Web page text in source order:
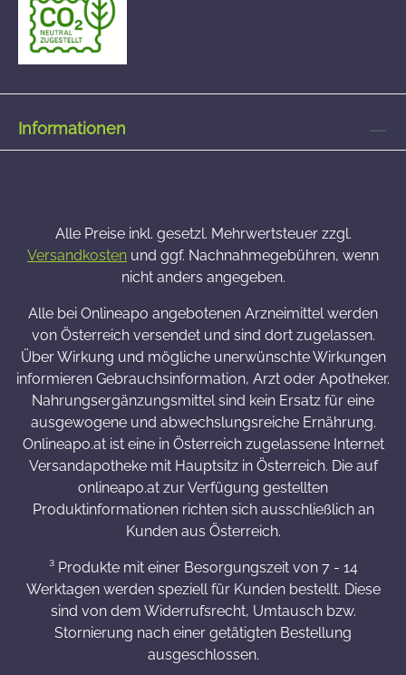
Informationen
Alle Preise inkl. gesetzl. Mehrwertsteuer zzgl.
Versandkosten und ggf. Nachnahmegebühren, wenn
nicht anders angegeben.
Alle bei Onlineapo angebotenen Arzneimittel werden
von Österreich versendet und sind dort zugelassen.
Über Wirkung und mögliche unerwünschte Wirkungen
informieren Gebrauchsinformation, Arzt oder Apotheker.
Nahrungsergänzungsmittel sind kein Ersatz für eine
ausgewogene und abwechslungsreiche Ernährung.
Onlineapo.at ist eine in Österreich zugelassene Internet
Versandapotheke mit Hauptsitz in Österreich. Die auf
onlineapo.at zur Verfügung gestellten
Produktinformationen richten sich ausschließlich an
Kunden aus Österreich.
³ Produkte mit einer Besorgungszeit von 7 - 14
Werktagen werden speziell für Kunden bestellt. Diese
sind von dem Widerrufsrecht, Umtausch bzw.
Stornierung nach einer getätigten Bestellung
ausgeschlossen.